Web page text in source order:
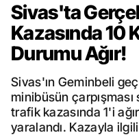
Sivas'ta
Kazasında 10
Durumu Ağır!
Sivas'ın Geminbeli
minibüsün
trafik kazasında 1'i
yaralandı. Kazayla